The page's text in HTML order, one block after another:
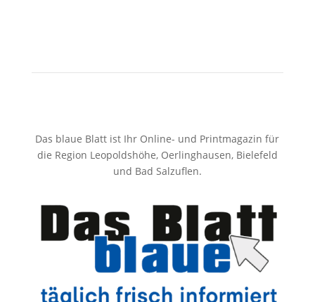
Das blaue Blatt ist Ihr Online- und Printmagazin für
die Region Leopoldshöhe, Oerlinghausen, Bielefeld
und Bad Salzuflen.